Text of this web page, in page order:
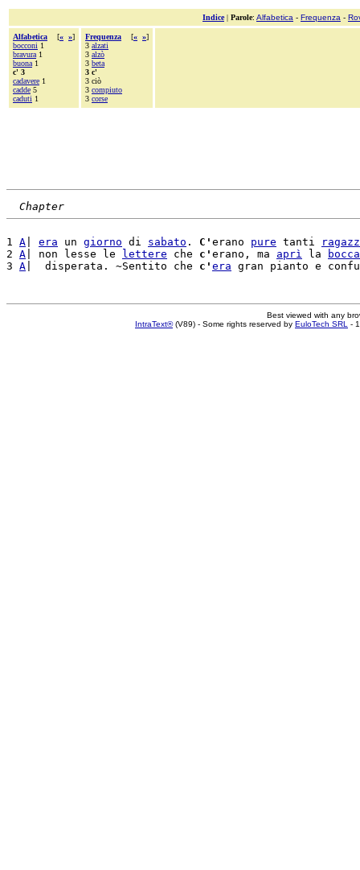
Indice| Parole: Alfabetica - Frequenza -
Alfabetica [« »]
bocconi 1
bravura 1
buona 1
c' 3
cadavere 1
cadde 5
caduti 1
Frequenza [« »]
3 alzati
3 alzò
3 beta
3 c'
3 ciò
3 compiuto
3 corse
Chapter
1 A era un giorno di sabato . C' erano pure tanti
2 A | non lesse le lettere che c' erano, ma aprì la
bocca
3 A |  disperata. ~Sentito che c' era
Best viewed with any
IntraText®(V89) - Some rights reserved by EuloTech SRL -